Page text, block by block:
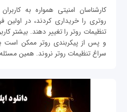
کارشناسان امنیتی همواره به
روتری را خریداری کردند، در
تنظیمات روتر را تغییر دهند. بیشتر
و پس از پیکربندی روتر ممکن است
سراغ تنظیمات روتر نروند. همین